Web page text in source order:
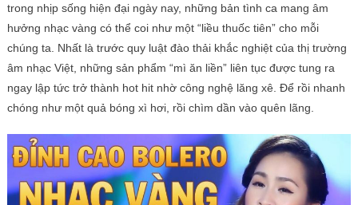
trong nhịp sống hiện đại ngày nay, những bản tình ca mang âm
hưởng nhạc vàng có thể coi như một “liều thuốc tiên” cho mỗi
chúng ta. Nhất là trước quy luật đào thải khắc nghiệt của thị trường
âm nhạc Việt, những sản phẩm “mì ăn liền” liên tục được tung ra
ngay lập tức trở thành hot hit nhờ công nghệ lăng xê. Để rồi nhanh
chóng như một quả bóng xì hơi, rồi chìm dần vào quên lãng.